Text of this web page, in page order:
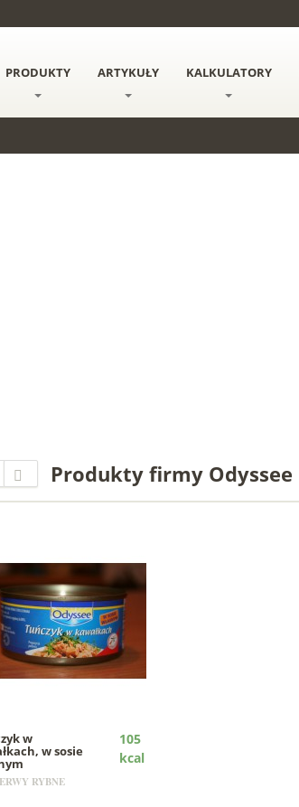
PRODUKTY ARTYKUŁY KALKULATORY
Produkty firmy Odyssee
w
w sosie
105
kcal
RYBNE